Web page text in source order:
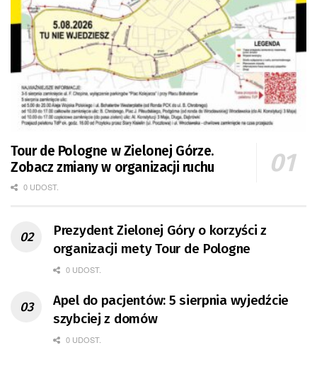
Tour de Pologne w Zielonej Górze.
Zobacz zmiany w organizacji ruchu
0 UDOST.
Prezydent Zielonej Góry o korzyści z
organizacji mety Tour de Pologne
0 UDOST.
Apel do pacjentów: 5 sierpnia wyjedźcie
szybciej z domów
0 UDOST.